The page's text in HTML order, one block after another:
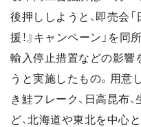
後押ししようと、即売会
援！』キャンペーン」を同
輸入停止措置などの影響
うと実施したもの。用意
き鮭フレーク、日高昆布
ど、北海道や東北を中心